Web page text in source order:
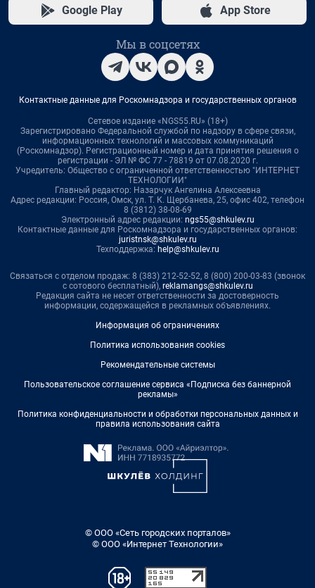
Google Play App Store
Мы в соцсетях
Контактные данные для Роскомнадзора и государственных органов
Сетевое издание «NGS55.RU» (18+)
Зарегистрировано Федеральной службой по надзору в сфере связи,
информационных технологий и массовых коммуникаций
(Роскомнадзор). Регистрационный номер и дата принятия решения о
регистрации - ЭЛ № ФС 77 - 78819 от 07.08.2020 г.
Учредитель: Общество с ограниченной ответственностью "ИНТЕРНЕТ
ТЕХНОЛОГИИ"
Главный редактор: Назарчук Ангелина Алексеевна
Адрес редакции: Россия, Омск, ул. Т. К. Щербанева, 25, офис 402, телефон
8 (3812) 38-08-69
Электронный адрес редакции: ngs55@shkulev.ru
Контактные данные для Роскомнадзора и государственных органов:
juristnsk@shkulev.ru
Техподдержка: help@shkulev.ru
Связаться с отделом продаж: 8 (383) 212-52-52, 8 (800) 200-03-83 (звонок
с сотового бесплатный), reklamangs@shkulev.ru
Редакция сайта не несет ответственности за достоверность
информации, содержащейся в рекламных объявлениях.
Информация об ограничениях
Политика использования cookies
Рекомендательные системы
Пользовательское соглашение сервиса «Подписка без баннерной
рекламы»
Политика конфиденциальности и обработки персональных данных и
правила использования сайта
© ООО «Сеть городских порталов»
© ООО «Интернет Технологии»